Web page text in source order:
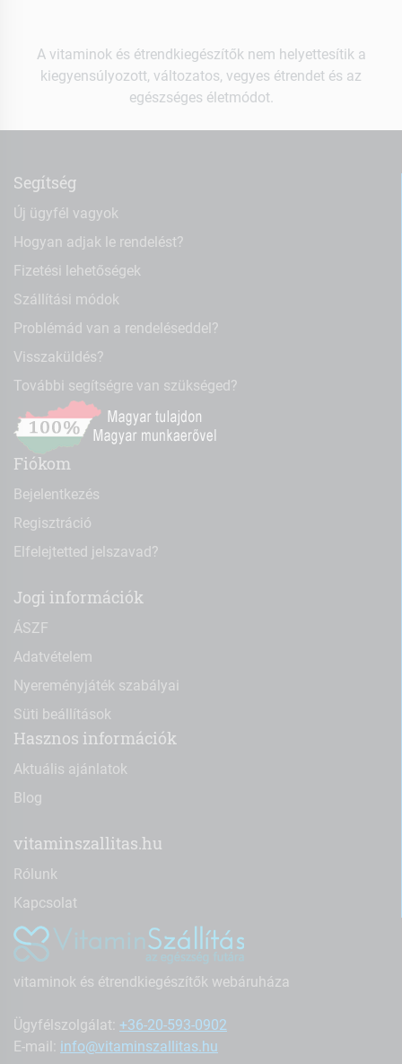
A vitaminok és étrendkiegészítők nem helyettesítik a
kiegyensúlyozott, változatos, vegyes étrendet és az
egészséges életmódot.
Segítség
Új ügyfél vagyok
Hogyan adjak le rendelést?
Fizetési lehetőségek
Szállítási módok
Problémád van a rendeléseddel?
Visszaküldés?
További segítségre van szükséged?
Fiókom
Bejelentkezés
Regisztráció
Elfelejtetted jelszavad?
Jogi információk
ÁSZF
Adatvételem
Nyereményjáték szabályai
Süti beállítások
Hasznos információk
Aktuális ajánlatok
Blog
vitaminszallitas.hu
Rólunk
Kapcsolat
vitaminok és étrendkiegészítők webáruháza
Ügyfélszolgálat: +36-20-593-0902
E-mail: info@vitaminszallitas.hu